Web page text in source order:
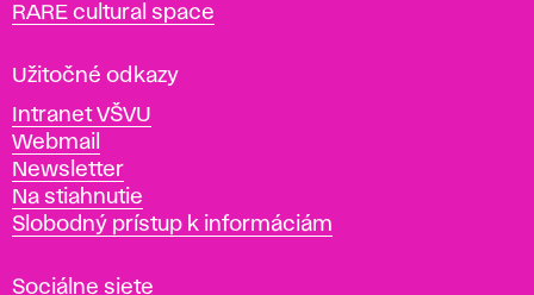
o
a
ý
t
v
a
r
ý
RARE cultural space
Užitočné odkazy
Intranet VŠVU
Webmail
Newsletter
Na stiahnutie
Slobodný prístup k informáciám
Sociálne siete